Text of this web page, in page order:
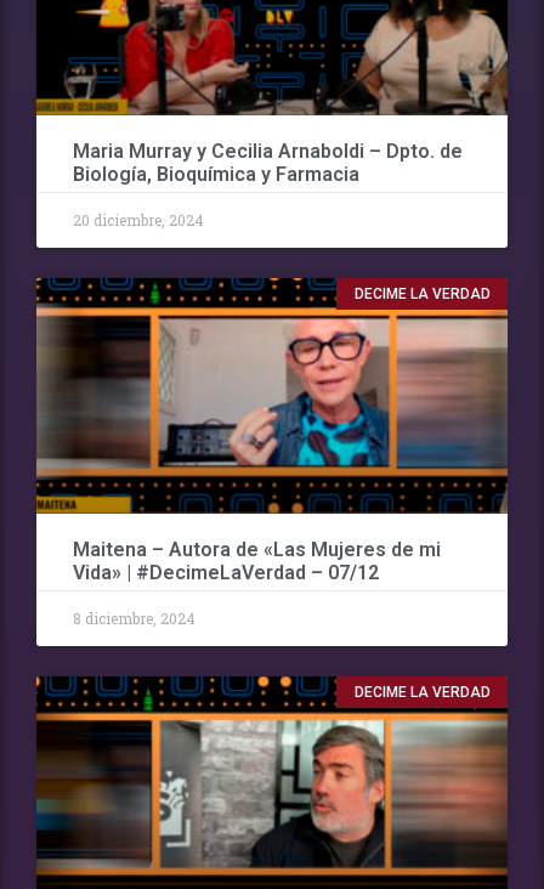
Maria Murray y Cecilia Arnaboldi – Dpto. de
Biología, Bioquímica y Farmacia
20 diciembre, 2024
DECIME LA VERDAD
Maitena – Autora de «Las Mujeres de mi
Vida» | #DecimeLaVerdad – 07/12
8 diciembre, 2024
DECIME LA VERDAD